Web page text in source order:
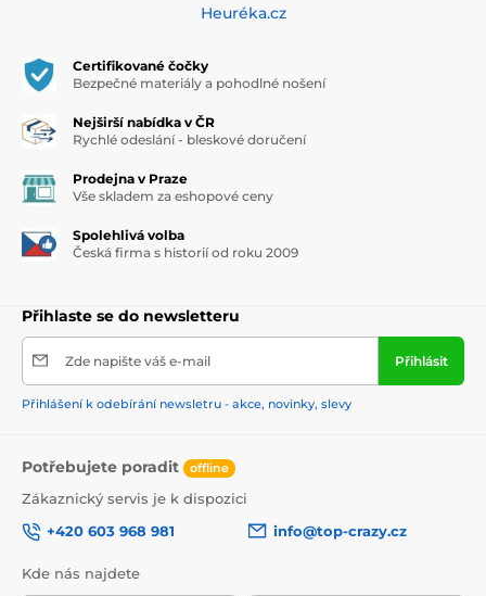
Heuréka.cz
Certifikované čočky
Bezpečné materiály a pohodlné nošení
Nejširší nabídka v ČR
Rychlé odeslání - bleskové doručení
Prodejna v Praze
Vše skladem za eshopové ceny
Spolehlivá volba
Česká firma s historií od roku 2009
Přihlaste se do newsletteru
Zde napište váš e-mail Přihlásit
Přihlášení k odebírání newsletru - akce, novinky, slevy
Potřebujete poradit offline
Zákaznický servis je k dispozici
+420 603 968 981
info@top-crazy.cz
Kde nás najdete